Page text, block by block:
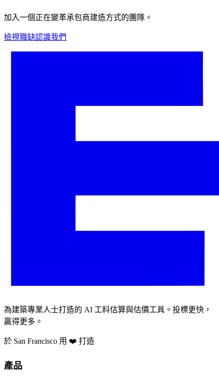
加入一個正在變革承包商建造方式的團隊。
檢視職缺認識我們
為建築專業人士打造的 AI 工料估算與估價工具。投標更快，
贏得更多。
於 San Francisco 用 ❤️ 打造
產品